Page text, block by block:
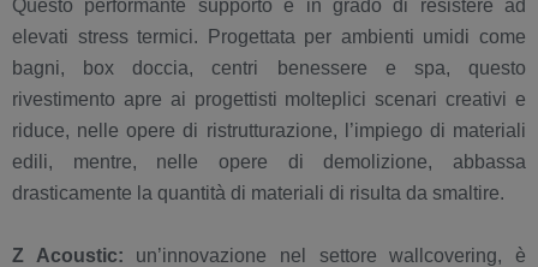
Questo performante supporto è in grado di resistere ad
elevati stress termici. Progettata per ambienti umidi come
bagni, box doccia, centri benessere e spa, questo
rivestimento apre ai progettisti molteplici scenari creativi e
riduce, nelle opere di ristrutturazione, l’impiego di materiali
edili, mentre, nelle opere di demolizione, abbassa
drasticamente la quantità di materiali di risulta da smaltire.
Z Acoustic: un’innovazione nel settore wallcovering, è